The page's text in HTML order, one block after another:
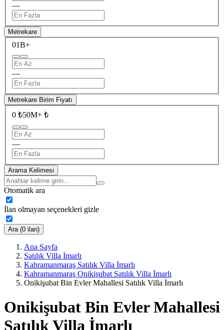
—
Metrekare
01B+
—
Metrekare Birim Fiyatı
0 ₺50M+ ₺
—
Arama Kelimesi
Otomatik ara
İlan olmayan seçenekleri gizle
Ara (0 ilan)
Ana Sayfa
Satılık Villa İmarlı
Kahramanmaraş Satılık Villa İmarlı
Kahramanmaraş Onikişubat Satılık Villa İmarlı
Onikişubat Bin Evler Mahallesi Satılık Villa İmarlı
Onikişubat Bin Evler Mahallesi
Satılık Villa İmarlı